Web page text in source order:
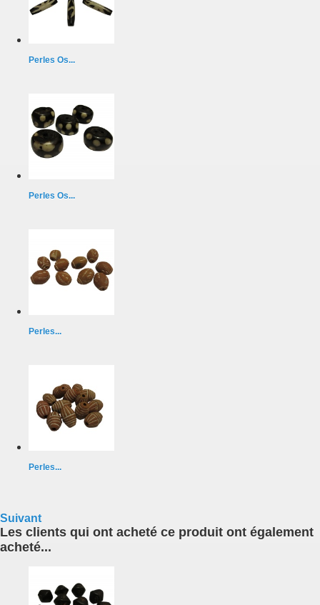
Perles Os...
Perles Os...
Perles...
Perles...
Suivant
Les clients qui ont acheté ce produit ont également
acheté...